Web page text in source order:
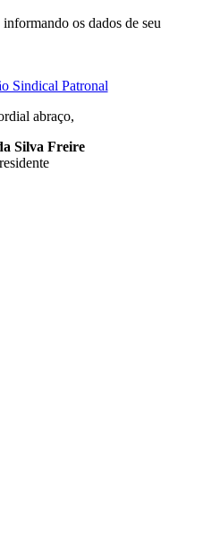
os dados de seu
Sindical Patronal
abraço,
Silva Freire